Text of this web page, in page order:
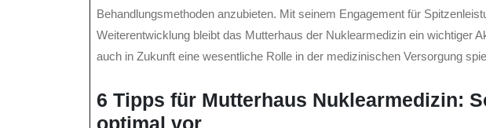
Behandlungsmethoden anzubieten. Mit seinem Engagement für
Weiterentwicklung bleibt das Mutterhaus der Nuklearmedizin ein wichtiger
auch in Zukunft eine wesentliche Rolle in der medizinischen Versorgung
6 Tipps für Mutterhaus Nuklearmedizin:
optimal vor